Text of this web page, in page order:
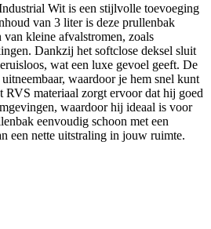
Wit is een stijlvolle toevoeging
van 3 liter is deze prullenbak
kleine afvalstromen, zoals
Dankzij het softclose deksel sluit
wat een luxe gevoel geeft. De
waardoor je hem snel kunt
RVS materiaal zorgt ervoor dat hij goed
waardoor hij ideaal is voor
eenvoudig schoon met een
een nette uitstraling in jouw ruimte.